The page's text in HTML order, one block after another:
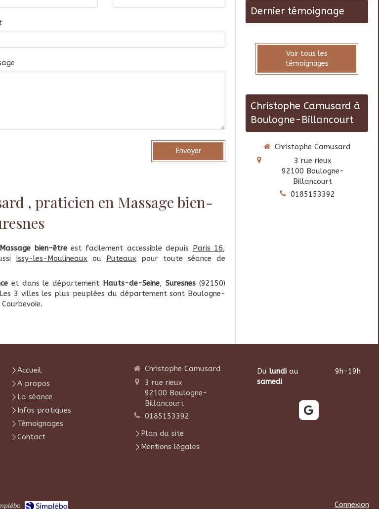
Envoyer
, praticien en Massage bien-
bien-êtreest facilement accessible depuis Paris 16,
Issy-les-Moulineaux ou Puteaux pour toute séance de
et dans le département Hauts-de-Seine,Suresnes (92150)
3 villes les plus peuplées du département sont Boulogne-
Dernier témoignage
Voir tous les
témoignages
Christophe Camusard à
Boulogne-Billancourt
Christophe Camusard
3 rue rieux
92100 Boulogne-
Billancourt
0185153392
Accueil
A propos
La séance
Infos pratiques
Témoignages
Contact
Christophe Camusard
3 rue rieux
92100 Boulogne-
Billancourt
0185153392
Plan du site
Mentions légales
Du lundiau
samedi
9h-19h
Connexion